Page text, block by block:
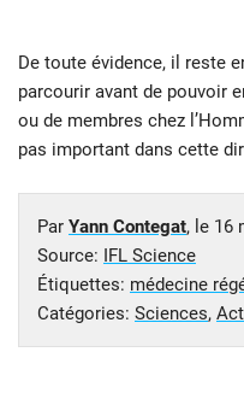
De toute évidence, il reste
parcourir avant de pouvoir
ou de membres chez
pas important dans cette
Par Yann Contegat, le 16
Source: IFL Science
Étiquettes: médecine
Catégories: Sciences,